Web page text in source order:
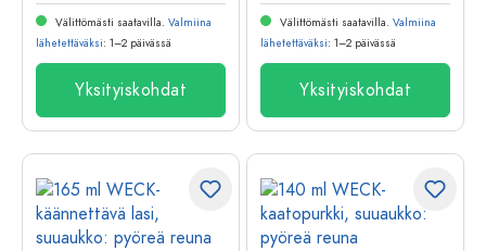
Välittömästi saatavilla. Valmiina
lähetettäväksi: 1–2 päivässä
Yksityiskohdat
Välittömästi saatavilla. Valmiina
lähetettäväksi: 1–2 päivässä
Yksityiskohdat